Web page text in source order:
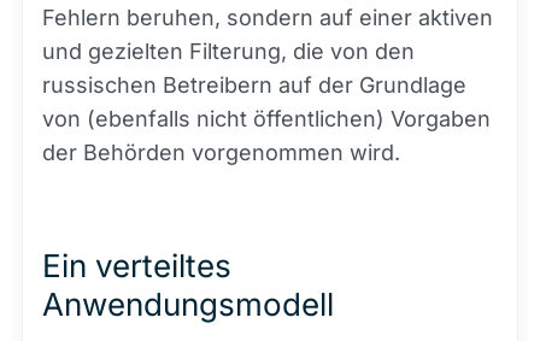
Fehlern beruhen, sondern auf einer aktiven
und gezielten Filterung, die von den
russischen Betreibern auf der Grundlage
von (ebenfalls nicht öffentlichen) Vorgaben
der Behörden vorgenommen wird.
Ein verteiltes
Anwendungsmodell